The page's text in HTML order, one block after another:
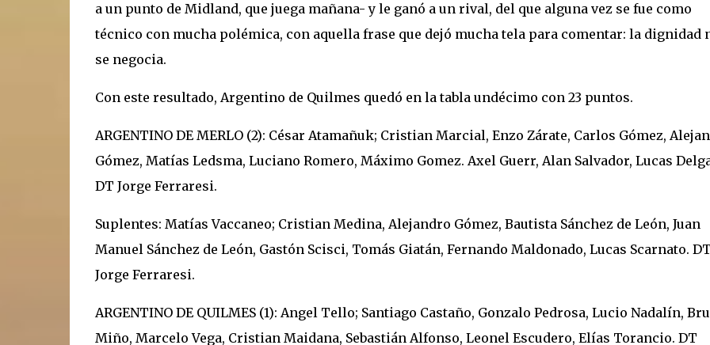
a un punto de Midland, que juega mañana- y le ganó a un rival, del que alguna vez se fue como
técnico con mucha polémica, con aquella frase que dejó mucha tela para comentar: la dignidad
se negocia.
Con este resultado, Argentino de Quilmes quedó en la tabla undécimo con 23 puntos.
ARGENTINO DE MERLO (2): César Atamañuk; Cristian Marcial, Enzo Zárate, Carlos Gómez,
Gómez, Matías Ledsma, Luciano Romero, Máximo Gomez. Axel Guerr, Alan Salvador, Lucas
DT Jorge Ferraresi.
Suplentes: Matías Vaccaneo; Cristian Medina, Alejandro Gómez, Bautista Sánchez de León, Juan
Manuel Sánchez de León, Gastón Scisci, Tomás Giatán, Fernando Maldonado, Lucas Scarnato.
Jorge Ferraresi.
ARGENTINO DE QUILMES (1): Angel Tello; Santiago Castaño, Gonzalo Pedrosa, Lucio Nadalín,
Miño, Marcelo Vega, Cristian Maidana, Sebastián Alfonso, Leonel Escudero, Elías Torancio. DT